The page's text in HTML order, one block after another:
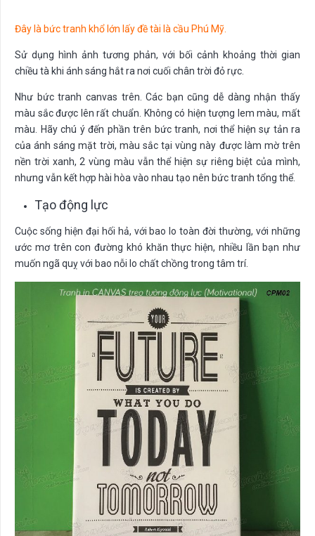
Đây là bức tranh khổ lớn lấy đề tài là cầu Phú Mỹ.
Sử dụng hình ảnh tương phản, với bối cảnh khoảng thời gian
chiều tà khi ánh sáng hắt ra nơi cuối chân trời đỏ rực.
Như bức tranh canvas trên. Các bạn cũng dễ dàng nhận thấy
màu sắc được lên rất chuẩn. Không có hiện tượng lem màu, mất
màu. Hãy chú ý đến phần trên bức tranh, nơi thể hiện sự tản ra
của ánh sáng mặt trời, màu sắc tại vùng này được làm mờ trên
nền trời xanh, 2 vùng màu vẫn thể hiện sự riêng biệt của mình,
nhưng vẫn kết hợp hài hòa vào nhau tạo nên bức tranh tổng thể.
Tạo động lực
Cuộc sống hiện đại hối hả, với bao lo toàn đời thường, với những
ước mơ trên con đường khó khăn thực hiện, nhiều lần bạn như
muốn ngã quỵ với bao nỗi lo chất chồng trong tâm trí.